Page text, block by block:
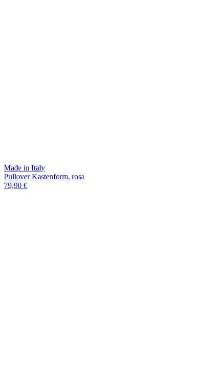
Made in Italy
Pullover Kastenform, rosa
79,90 €